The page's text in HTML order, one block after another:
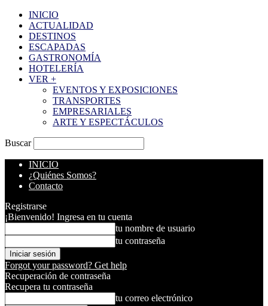
INICIO
ACTUALIDAD
DESTINOS
ESCAPADAS
GASTRONOMÍA
HOTELERÍA
VER +
EVENTOS Y EXPOSICIONES
TRANSPORTES
EMPRESARIALES
ARTE Y ESPECTÁCULOS
Buscar
INICIO
¿Quiénes Somos?
Contacto
Registrarse
¡Bienvenido! Ingresa en tu cuenta
tu nombre de usuario
tu contraseña
Forgot your password? Get help
Recuperación de contraseña
Recupera tu contraseña
tu correo electrónico